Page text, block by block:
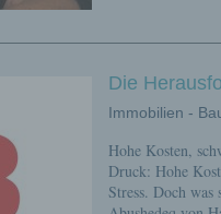
Die
Immobilien -
Hohe Kosten,
Druck: Hohe
Stress. Doch